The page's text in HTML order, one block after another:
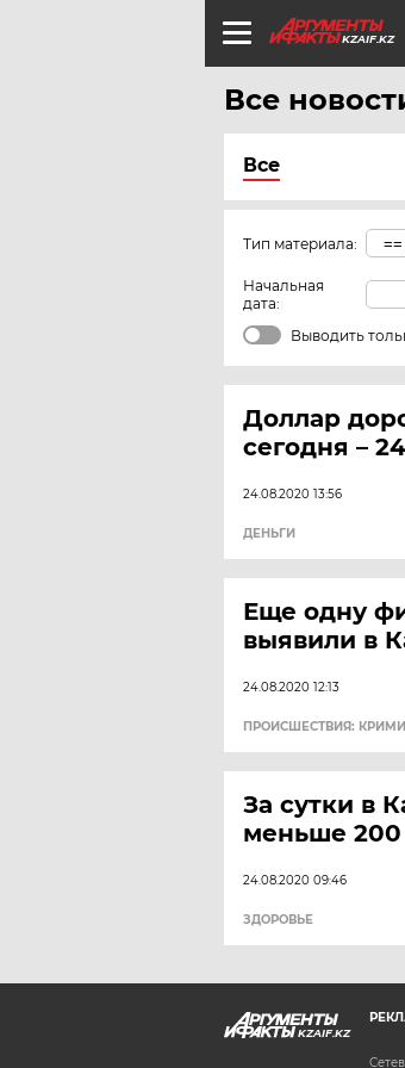
KZAIF.KZ
Все
Все
Тип материала:
Начальная
дата:
Выводить
Доллар
сегодня –
24.08.2020 13:56
ДЕНЬГИ
Еще одну
выявили в
24.08.2020 12:13
ПРОИСШЕСТВИЯ:
За сутки в
меньше 200
24.08.2020 09:46
ЗДОРОВЬЕ
KZAIF.KZ